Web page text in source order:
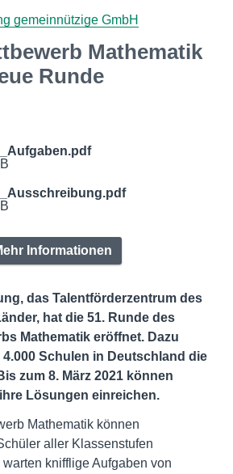
gemeinnützige GmbH
Mathematik
Runde
Informationen
das Talentförderzentrum des
hat die 51. Runde des
Mathematik eröffnet. Dazu
Schulen in Deutschland die
zum 8. März 2021 können
Lösungen einreichen.
Mathematik können
aller Klassenstufen
knifflige Aufgaben von